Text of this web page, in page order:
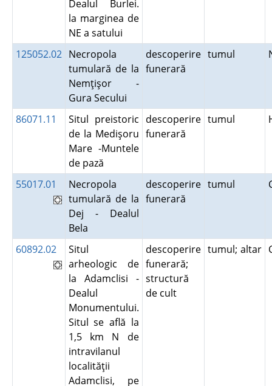
Dealul Burlei.
la marginea de
NE a satului
125052.02 Necropola
tumulară de la
Nemţişor -
Gura Secului
descoperire
funerară
tumul
86071.11
Situl preistoric
de la Medişoru
Mare -Muntele
de pază
descoperire
funerară
tumul
55017.01
Necropola
tumulară de la
Dej - Dealul
Bela
descoperire
funerară
tumul
60892.02
Situl
arheologic de
la Adamclisi -
Dealul
Monumentului.
Situl se află la
1,5 km N de
intravilanul
localităţii
Adamclisi, pe
descoperire
funerară;
structură
de cult
tumul; altar